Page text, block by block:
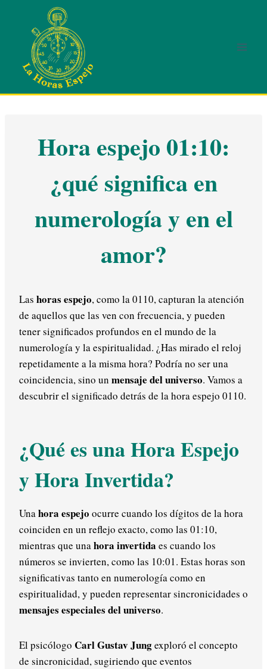
contenido
Hora espejo 01:10:
¿qué significa en
numerología y en el
amor?
Las horas espejo, como la 0110, capturan la atención
de aquellos que las ven con frecuencia, y pueden
tener significados profundos en el mundo de la
numerología y la espiritualidad. ¿Has mirado el reloj
repetidamente a la misma hora? Podría no ser una
coincidencia, sino un mensaje del universo. Vamos a
descubrir el significado detrás de la hora espejo 0110.
¿Qué es una Hora Espejo
y Hora Invertida?
Unahora espejo ocurre cuando los dígitos de la hora
coinciden en un reflejo exacto, como las 01:10,
mientras que unahora invertida es cuando los
números se invierten, como las 10:01. Estas horas son
significativas tanto en numerología como en
espiritualidad, y pueden representar sincronicidades o
mensajes especiales del universo.
El psicólogo Carl Gustav Jungexploró el concepto
de sincronicidad, sugiriendo que eventos